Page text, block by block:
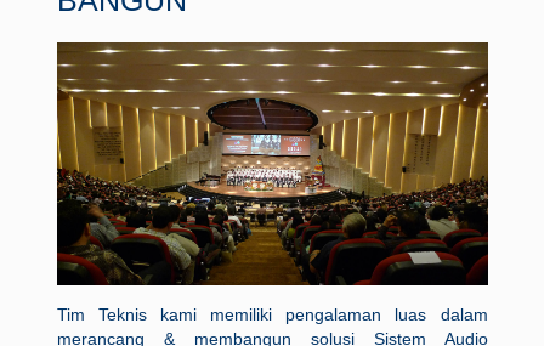
Tim Teknis kami memiliki pengalaman luas dalam
merancang & membangun solusi Sistem Audio